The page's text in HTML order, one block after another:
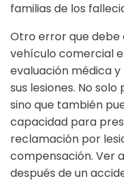
familias de los
Otro error que debe
vehículo comercial
evaluación médica
sus lesiones. No
sino que también
capacidad para
reclamación por
compensación. Ver
después de un